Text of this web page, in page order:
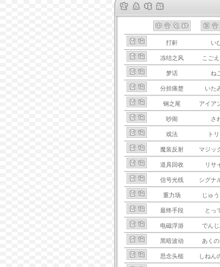
打鼾 い
冻结之风 こご
梦话 ね
分担痛楚 いた
钢之尾 アイア
吵闹 さ
戏法 ト
魔装反射 マジッ
道具回收 リサ
信号光线 シグナ
重力场 じゅ
最终手段 とっ
电磁浮游 でん
黑暗波动 あく
思念头槌 しねん